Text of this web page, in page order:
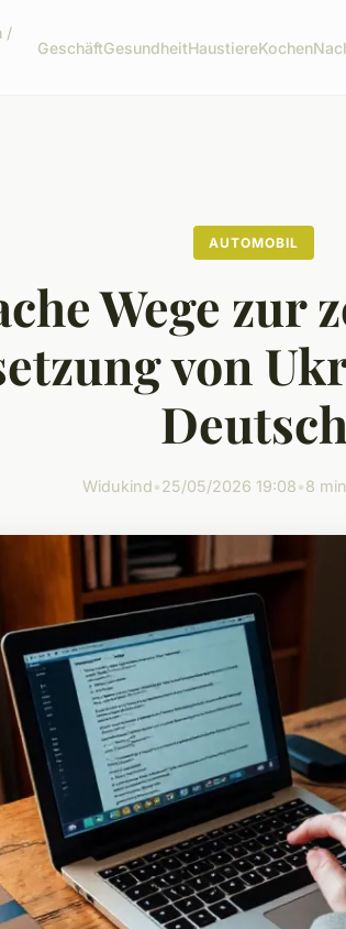
/
GeschäftGesundheitHaustiereKochen
AUTOMOBIL
Wege zur
von
Deutsch
Widukind•25/05/2026 19:08•8